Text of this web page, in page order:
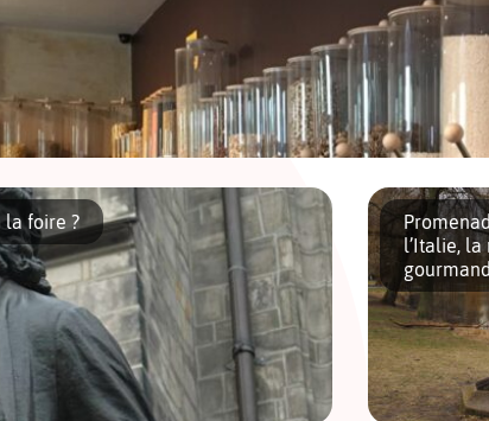
week-end ?
Ouvert il y a déjà plus de six mois, il est passé quasiment inaperçu.
de Prenzlauer Berg, Der Sache wegen, n’a rien à envier […]
la foire ?
l’Italie,